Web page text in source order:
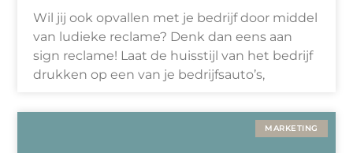
Wil jij ook opvallen met je bedrijf door middel
van ludieke reclame? Denk dan eens aan
sign reclame! Laat de huisstijl van het bedrijf
drukken op een van je bedrijfsauto’s,
MARKETING